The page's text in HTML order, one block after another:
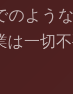
のよう
は一切